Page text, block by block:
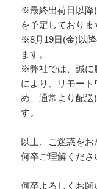
※最終出荷日以降
を予定しておりま
※8月19日(金)以
ます。
※弊社では、誠に
により、リモー
め、通常より配送
す。
以上、ご迷惑をお
何卒ご理解くださ
何卒よろしくお願